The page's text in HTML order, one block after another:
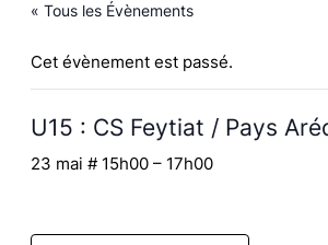
« Tous les Évènements
Cet évènement est passé.
U15 : CS Feytiat / Pays
23 mai # 15h00 – 17h00